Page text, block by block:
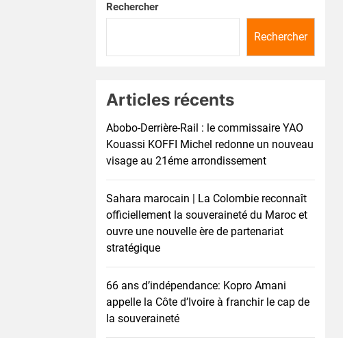
Rechercher
Rechercher
Articles récents
Abobo-Derrière-Rail : le commissaire YAO
Kouassi KOFFI Michel redonne un nouveau
visage au 21éme arrondissement
Sahara marocain | La Colombie reconnaît
officiellement la souveraineté du Maroc et
ouvre une nouvelle ère de partenariat
stratégique
66 ans d’indépendance: Kopro Amani
appelle la Côte d’Ivoire à franchir le cap de
la souveraineté